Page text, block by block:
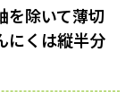
を除いて薄切
にくは縦半分